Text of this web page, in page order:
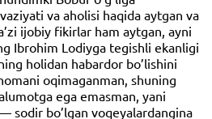
va aholisi haqida aytgan va
ijobiy fikirlar ham aytgan, ayni
Ibrohim Lodiyga tegishli ekanligi
holidan habardor bo’lishini
oqimaganman, shuning
ega emasman, yani
sodir bo’lgan voqeyalardangina